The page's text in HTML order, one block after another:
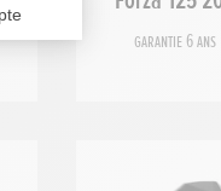
Garantie 6 ans